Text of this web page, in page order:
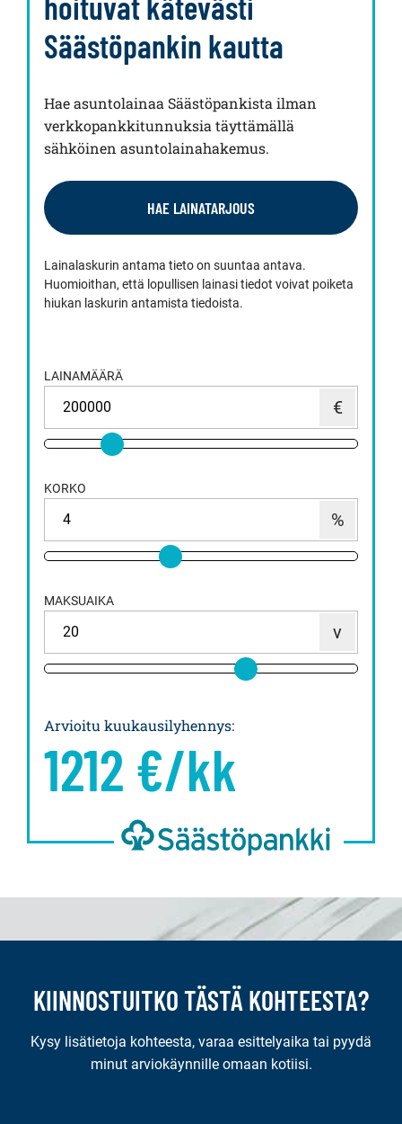
Säästöpankin kautta
Hae asuntolainaa Säästöpankista ilman
verkkopankkitunnuksia täyttämällä
sähköinen asuntolainahakemus.
HAE LAINATARJOUS
Lainalaskurin antama tieto on suuntaa antava.
Huomioithan, että lopullisen lainasi tiedot voivat poiketa
hiukan laskurin antamista tiedoista.
LAINAMÄÄRÄ
KORKO
MAKSUAIKA
Arvioitu kuukausilyhennys:
1212 €/kk
KIINNOSTUITKO TÄSTÄ KOHTEESTA?
Kysy lisätietoja kohteesta, varaa esittelyaika tai pyydä
minut arviokäynnille omaan kotiisi.